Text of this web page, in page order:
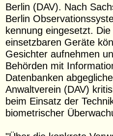
Berlin (DAV). Nach
Berlin
kennung eingesetzt.
einsetzbaren Geräte
Gesichter aufnehmen
Behörden mit
Datenbanken
Anwalt­verein (DAV)
beim Einsatz der
biometrischer